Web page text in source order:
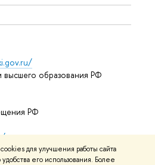
для улучшения работы сайта
его использования. Более
образования РФ
РФ
mooc
курсы